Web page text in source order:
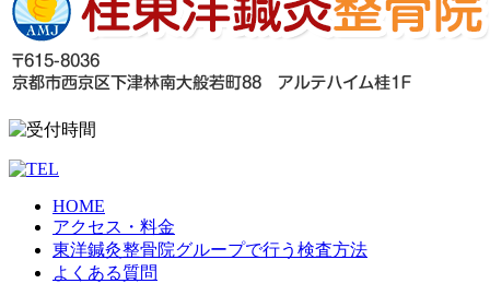
HOME
アクセス・料金
東洋鍼灸整骨院グループで行う検査方法
よくある質問